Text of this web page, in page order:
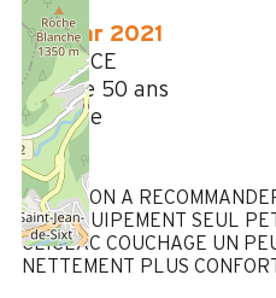
Februar 2021
MAURICE
Plus de 50 ans
Homme
5
/ 5
LOCATION A
BON EQUIPEMENT SEUL
CLICLAC COUCHAGE UN
NETTEMENT PLUS